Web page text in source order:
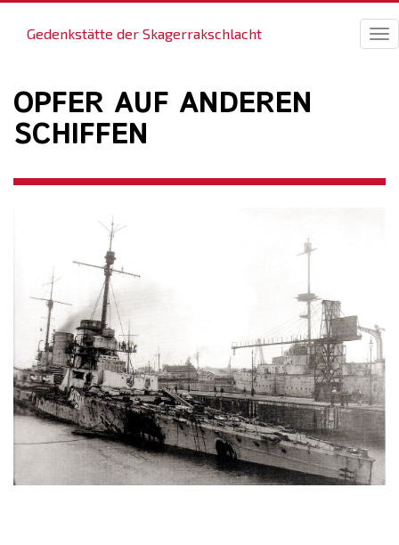
Gedenkstätte der Skagerrakschlacht
OPFER AUF ANDEREN
SCHIFFEN